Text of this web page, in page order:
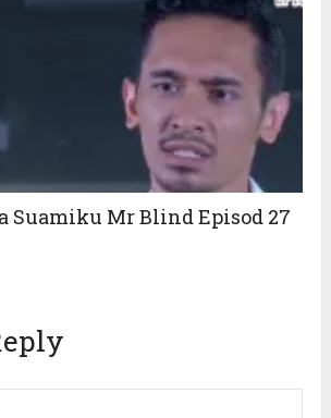
Suamiku Mr Blind Episod 27